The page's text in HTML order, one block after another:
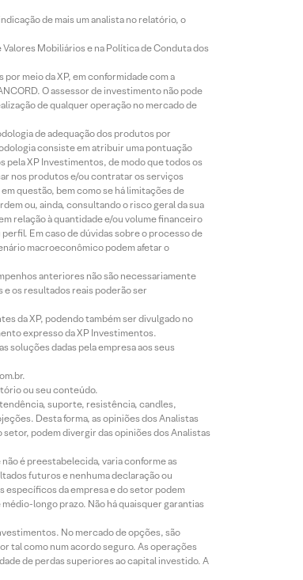
de mais um analista no relatório, o
Mobiliários e na Política de Conduta dos
meio da XP, em conformidade com a
O assessor de investimento não pode
de qualquer operação no mercado de
de adequação dos produtos por
consiste em atribuir uma pontuação
pela XP Investimentos, de modo que todos os
nos produtos e/ou contratar os serviços
questão, bem como se há limitações de
ou, ainda, consultando o risco geral da sua
relação à quantidade e/ou volume financeiro
Em caso de dúvidas sobre o processo de
macroeconômico podem afetar o
anteriores não são necessariamente
os resultados reais poderão ser
da XP, podendo também ser divulgado no
expresso da XP Investimentos.
soluções dadas pela empresa aos seus
ou seu conteúdo.
suporte, resistência, candles,
Desta forma, as opiniões dos Analistas
podem divergir das opiniões dos Analistas
é preestabelecida, varia conforme as
futuros e nenhuma declaração ou
específicos da empresa e do setor podem
longo prazo. Não há quaisquer garantias
No mercado de opções, são
tal como num acordo seguro. As operações
de perdas superiores ao capital investido. A